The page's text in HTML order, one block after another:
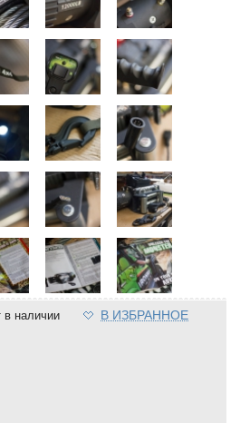
в наличии В ИЗБРАННОЕ